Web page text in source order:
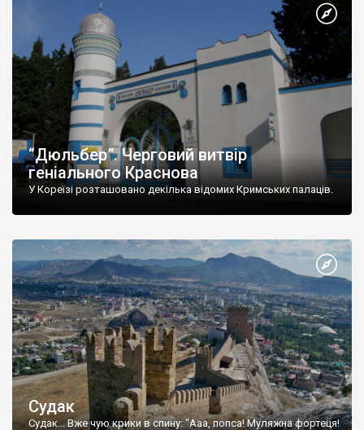
“Дюльбер”. Черговий витвір
геніального Краснова
У Кореїзі розташовано декілька відомих Кримських палаців.
Судак
Судак... Вже чую крики в спину: "Ааа, попса! Муляжна фортеця!